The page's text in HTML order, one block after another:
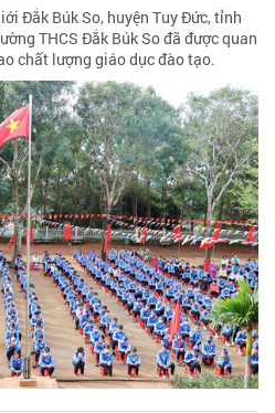
Đắk Búk So, huyện Tuy Đức, tỉnh
THCS Đắk Búk So đã được quan
chất lượng giáo dục đào tạo.